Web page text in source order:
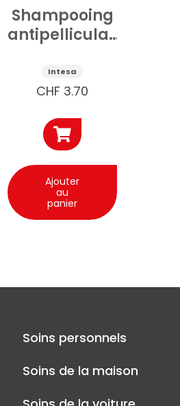
Shampooing
antipelliculaire
Intesa
CHF 3.70
Ajouter
au
panier
Soins personnels
Soins de la maison